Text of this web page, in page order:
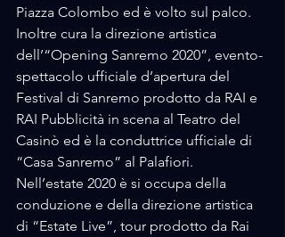
Piazza Colombo ed è volto sul palco.
Inoltre cura la direzione artistica
dell’“Opening Sanremo 2020”, evento-
spettacolo ufficiale d’apertura del
Festival di Sanremo prodotto da RAI e
RAI Pubblicità in scena al Teatro del
Casinò ed è la conduttrice ufficiale di
“Casa Sanremo” al Palafiori.
Nell’estate 2020 è si occupa della
conduzione e della direzione artistica
di “Estate Live”, tour prodotto da Rai